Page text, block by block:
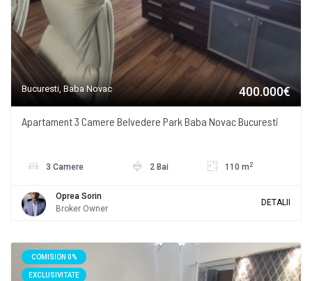
Bucuresti, Baba Novac 400.000€
Apartament 3 Camere Belvedere Park Baba Novac Bucuresti
3 Camere 2 Bai 110 m 2
Oprea Sorin
Broker Owner
DETALII
COMISION 0%
EXCLUSIVITATE